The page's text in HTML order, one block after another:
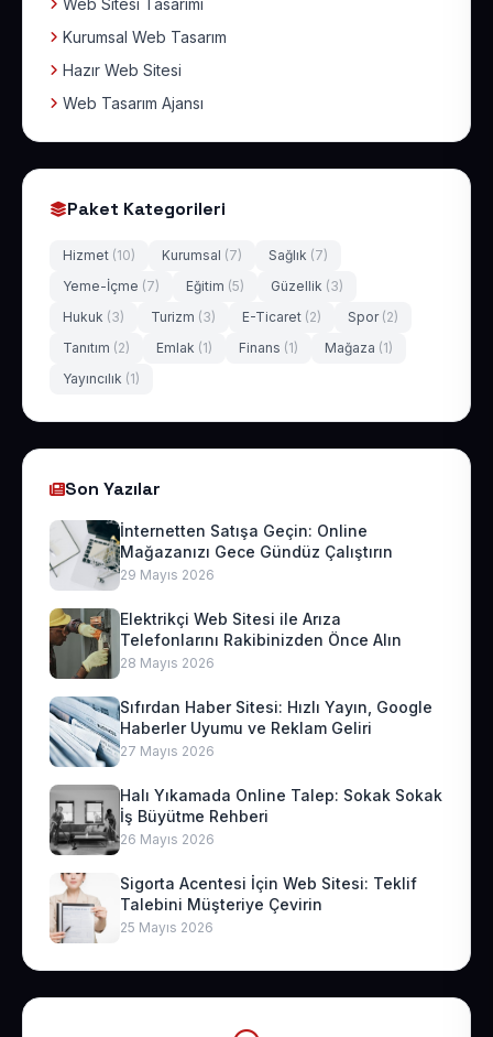
Web Sitesi Tasarımı
Kurumsal Web Tasarım
Hazır Web Sitesi
Web Tasarım Ajansı
Paket Kategorileri
Hizmet (10) Kurumsal (7) Sağlık (7)
Yeme-İçme (7) Eğitim (5) Güzellik (3)
Hukuk (3) Turizm (3) E-Ticaret (2) Spor (2)
Tanıtım (2) Emlak (1) Finans (1) Mağaza (1)
Yayıncılık (1)
Son Yazılar
İnternetten Satışa Geçin: Online
Mağazanızı Gece Gündüz Çalıştırın
29 Mayıs 2026
Elektrikçi Web Sitesi ile Arıza
Telefonlarını Rakibinizden Önce Alın
28 Mayıs 2026
Sıfırdan Haber Sitesi: Hızlı Yayın, Google
Haberler Uyumu ve Reklam Geliri
27 Mayıs 2026
Halı Yıkamada Online Talep: Sokak Sokak
İş Büyütme Rehberi
26 Mayıs 2026
Sigorta Acentesi İçin Web Sitesi: Teklif
Talebini Müşteriye Çevirin
25 Mayıs 2026